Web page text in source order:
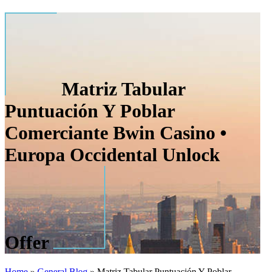
Matriz Tabular
Puntuación Y Poblar
Comerciante Bwin Casino •
Europa Occidental Unlock
Offer